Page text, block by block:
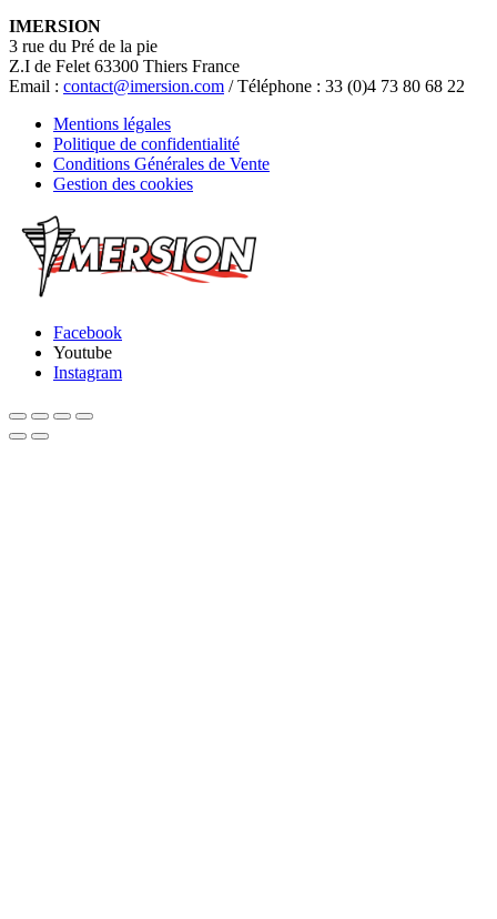
IMERSION
3 rue du Pré de la pie
Z.I de Felet 63300 Thiers France
Email : contact@imersion.com / Téléphone : 33 (0)4 73 80 68 22
Mentions légales
Politique de confidentialité
Conditions Générales de Vente
Gestion des cookies
Facebook
Youtube
Instagram